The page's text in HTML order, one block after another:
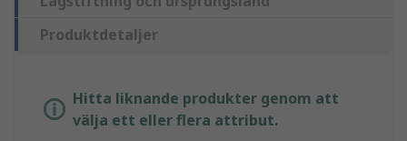
Produktdetaljer
Hitta liknande produkter genom att
välja ett eller flera attribut.